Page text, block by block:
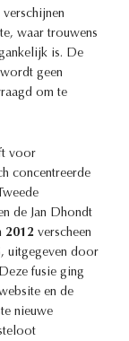
waar trouwens
is. De
geen
om te
voor
concentreerde
de Jan Dhondt
2012 verscheen
uitgegeven door
fusie ging
en de
nieuwe